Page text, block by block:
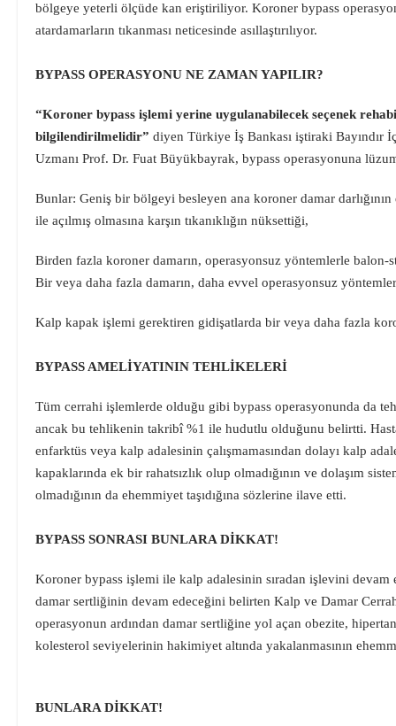
bölgeye yeterli ölçüde kan eriştiriliyor. Koroner bypass
atardamarların tıkanması neticesinde asıllaştırılıyor.
BYPASS OPERASYONU NE ZAMAN YAPILIR?
“Koroner bypass işlemi yerine uygulanabilecek seçenek
bilgilendirilmelidir” diyen Türkiye İş Bankası iştiraki Bayındır
Uzmanı Prof. Dr. Fuat Büyükbayrak, bypass operasyonuna
Bunlar: Geniş bir bölgeyi besleyen ana koroner damar
ile açılmış olmasına karşın tıkanıklığın nüksettiği,
Birden fazla koroner damarın, operasyonsuz yöntemlerle balon-
Bir veya daha fazla damarın, daha evvel operasyonsuz
Kalp kapak işlemi gerektiren gidişatlarda bir veya daha fazla
BYPASS AMELİYATININ TEHLİKELERİ
Tüm cerrahi işlemlerde olduğu gibi bypass operasyonunda da
ancak bu tehlikenin takribî %1 ile hudutlu olduğunu belirtti.
enfarktüs veya kalp adalesinin çalışmamasından dolayı kalp
kapaklarında ek bir rahatsızlık olup olmadığının ve dolaşım
olmadığının da ehemmiyet taşıdığına sözlerine ilave etti.
BYPASS SONRASI BUNLARA DİKKAT!
Koroner bypass işlemi ile kalp adalesinin sıradan işlevini devam
damar sertliğinin devam edeceğini belirten Kalp ve Damar
operasyonun ardından damar sertliğine yol açan obezite,
kolesterol seviyelerinin hakimiyet altında yakalanmasının
BUNLARA DİKKAT!